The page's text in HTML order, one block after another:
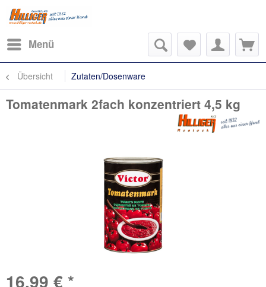
Menü
Übersicht Zutaten/Dosenware
Tomatenmark 2fach konzentriert 4,5 kg
16,99 € *